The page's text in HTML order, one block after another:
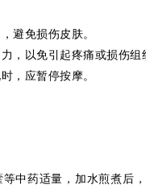
避免损伤皮肤。
，以免引起疼痛或损伤组
，应暂停按摩。
等中药适量，加水煎煮后